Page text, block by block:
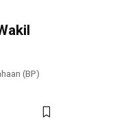
(BP)